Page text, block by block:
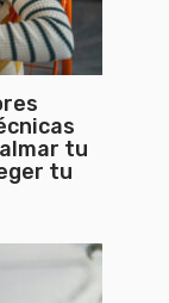
tu
tu